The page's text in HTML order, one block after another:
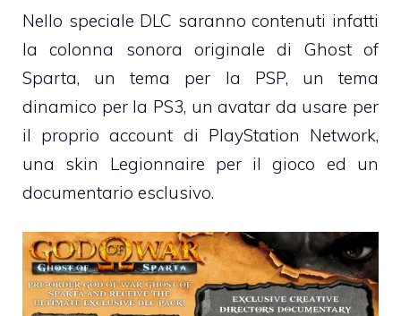
Nello speciale DLC saranno contenuti infatti
la colonna sonora originale di Ghost of
Sparta, un tema per la PSP, un tema
dinamico per la PS3, un avatar da usare per
il proprio account di PlayStation Network,
una skin Legionnaire per il gioco ed un
documentario esclusivo.